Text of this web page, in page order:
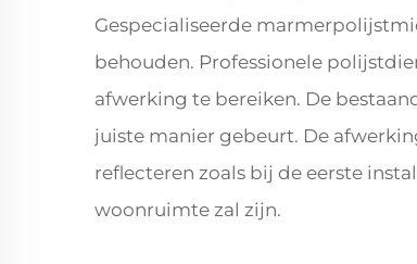
Gespecialiseerde
behouden. Professionele
afwerking te bereiken. De
juiste manier gebeurt. De
reflecteren zoals bij de eerste
woonruimte zal zijn.